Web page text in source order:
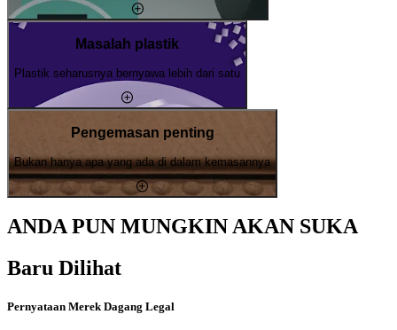
Masalah plastik
Plastik seharusnya bernyawa lebih dari satu
Pengemasan penting
Bukan hanya apa yang ada di dalam kemasannya
ANDA PUN MUNGKIN AKAN SUKA
Baru Dilihat
Pernyataan Merek Dagang Legal